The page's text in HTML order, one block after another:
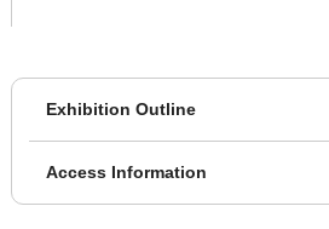
Exhibition Outline
Access Information